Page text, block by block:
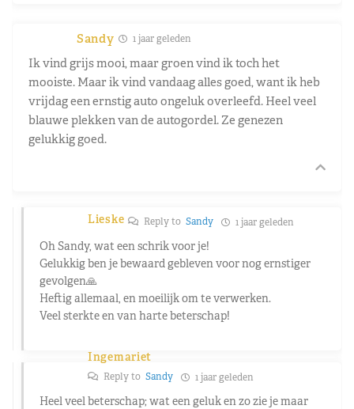
Sandy 1 jaar geleden
Ik vind grijs mooi, maar groen vind ik toch het
mooiste. Maar ik vind vandaag alles goed, want ik heb
vrijdag een ernstig auto ongeluk overleefd. Heel veel
blauwe plekken van de autogordel. Ze genezen
gelukkig goed.
Lieske Reply toSandy 1 jaar geleden
Oh Sandy, wat een schrik voor je!
Gelukkig ben je bewaard gebleven voor nog ernstiger
gevolgen🙏
Heftig allemaal, en moeilijk om te verwerken.
Veel sterkte en van harte beterschap!
Ingemariet
Reply to Sandy 1 jaar geleden
Heel veel beterschap; wat een geluk en zo zie je maar